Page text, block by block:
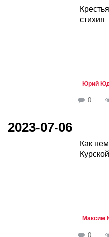
стихия
Юрий
0
2023-07-06
Как
Максим
0